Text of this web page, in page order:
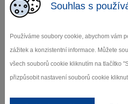
Souhlas s
Používáme soubory cookie, abychom vám
zážitek a konzistentní informace. Můžete
všech souborů cookie kliknutím na tlačítko
přizpůsobit nastavení souborů cookie
Jihlava